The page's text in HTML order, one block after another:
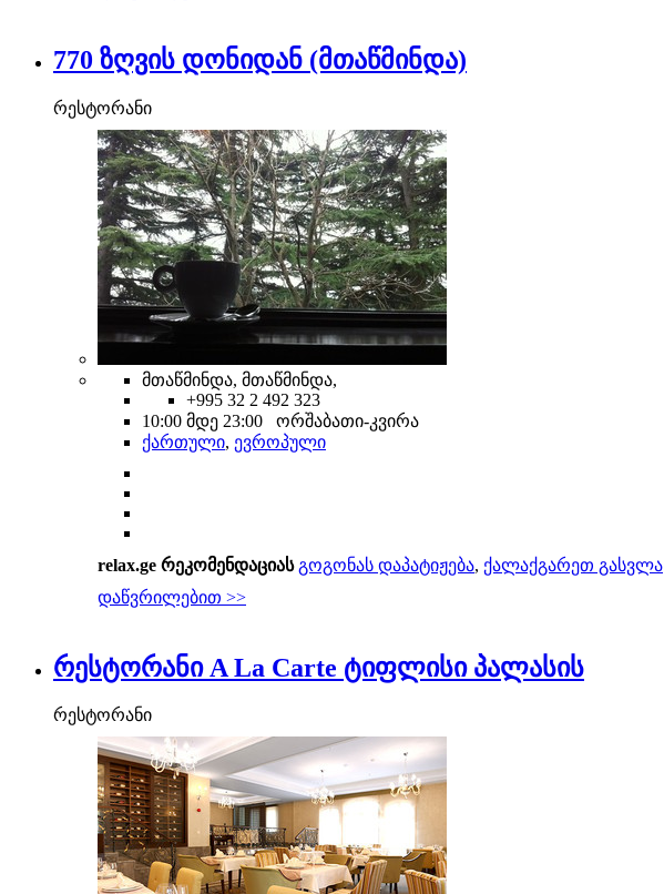
770 ზღვის დონიდან (მთაწმინდა)
რესტორანი
მთაწმინდა, მთაწმინდა,
+995 32 2 492 323
10:00 მდე 23:00 ორშაბათი-კვირა
ქართული, ევროპული
relax.ge რეკომენდაციას გოგონას დაპატიჟება, ქალაქგარეთ გასვლა
დაწვრილებით >>
რესტორანი A La Carte ტიფლისი პალასის
რესტორანი